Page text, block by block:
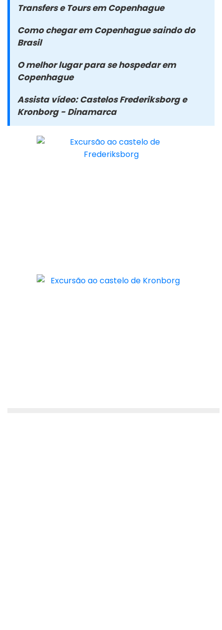
Transfers e Tours em Copenhague
Como chegar em Copenhague saindo do
Brasil
O melhor lugar para se hospedar em
Copenhague
Assista vídeo: Castelos Frederiksborg e
Kronborg - Dinamarca